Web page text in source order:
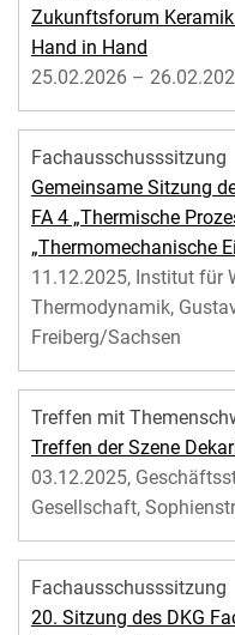
Zukunftsforum
Hand in Hand
25.02.2026 –
Fachausschusssitzung
Gemeinsame Sitzung
FA 4 „Thermische
„Thermomechanische
11.12.2025, Institut für
Thermodynamik,
Freiberg/Sachsen
Treffen mit
Treffen der Szene
03.12.2025,
Gesellschaft,
Fachausschusssitzung
20. Sitzung des DKG